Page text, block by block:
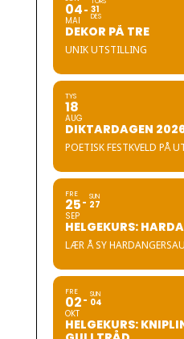
04
MAI
31
DES
DEKOR PÅ TRE
UNIK UTSTILLING
TYS
18
AUG
DIKTARDAGEN
POETISK FESTKVELD PÅ
FRE
25
SEP
SUN
27
HELGEKURS:
LÆR Å SY
FRE
02
OKT
SUN
04
HELGEKURS: